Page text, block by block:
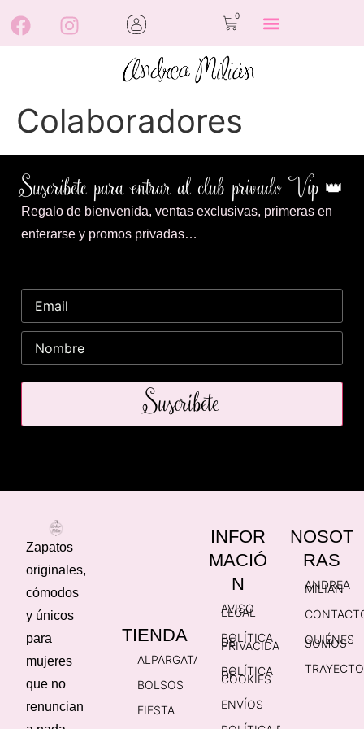
0
Colaboradores
Suscribete para entrar al club privado Vip 👑
Regalo de bienvenida, ventas exclusivas, primeras en
enterarse y promos privadas…
Suscríbete
Zapatos
originales,
cómodos
y únicos
para
mujeres
que no
renuncian
TIENDA
ALPARGATAS
BOLSOS
FIESTA
INFOR
MACIÓ
N
AVISO
LEGAL
POLÍTICA
DE
PRIVACIDAD
POLÍTICA
DE
COOKIES
ENVÍOS
NOSOT
RAS
ANDREA
MILIÁN
QUIÉNES
SOMOS